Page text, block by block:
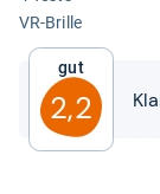
VR-​Brille
Gut
2,2